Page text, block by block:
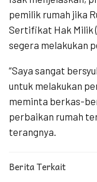
pemilik rumah jika
Sertifikat Hak Milik
segera melakukan
“Saya sangat
untuk melakukan
meminta berkas-
perbaikan rumah
terangnya.
Berita Terkait